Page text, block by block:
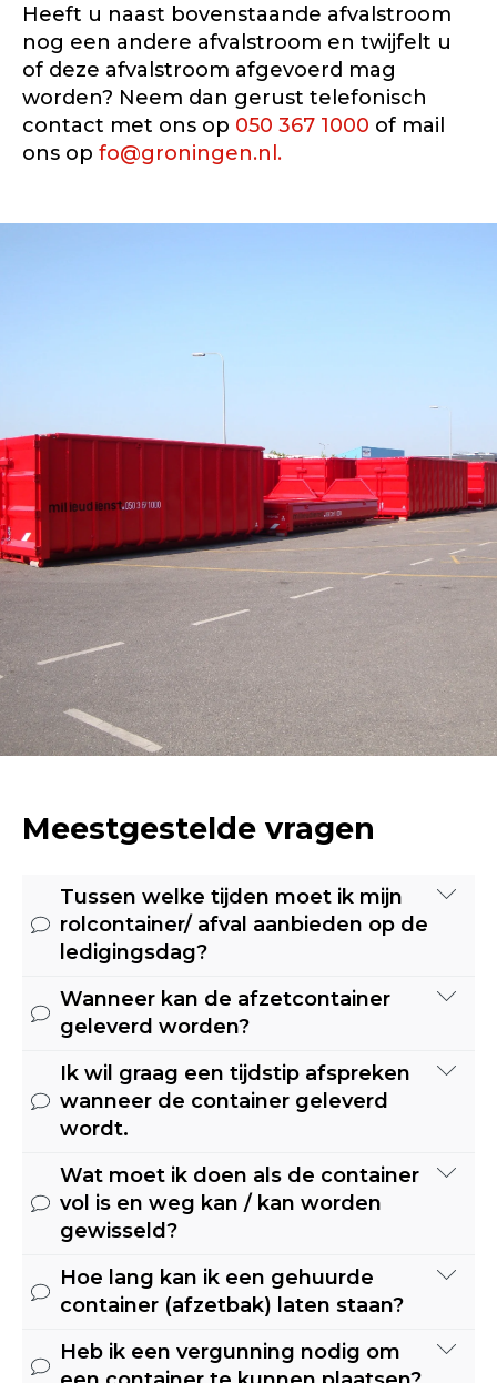
Heeft u naast bovenstaande afvalstroom
nog een andere afvalstroom en twijfelt u
of deze afvalstroom afgevoerd mag
worden? Neem dan gerust telefonisch
contact met ons op 050 367 1000 of mail
ons op fo@groningen.nl.
Meestgestelde vragen
Tussen welke tijden moet ik mijn
rolcontainer/ afval aanbieden op de
ledigingsdag?
Onze routes worden gereden vanaf
7.00 uur in de ochtend tot uiterlijk
dient tussen 7:00 en 18:00 aangeboden
te zijn.
Wanneer kan de afzetcontainer
geleverd worden?
Op de geplande dag leveren wij tussen
07.00 en 17.00 uur. Wij leveren alleen
op werkdagen van maandag t/m
Ik wil graag een tijdstip afspreken
wanneer de container geleverd
wordt.
Dit is helaas niet mogelijk. De routes
worden bepaald aan de hand van de
verschillende locaties waar wij
ophalen. Uiteraard doen wij ons best
om aan eventuele klantwensen te
voldoen zoals bijvoorbeeld een
bepaald dagdeel. Maar wij kunnen
Wat moet ik doen als de container
vol is en weg kan / kan worden
gewisseld?
Stuur bij voorkeur een mail naar
frontoffice.milieudienst@groningen.nl
contactgegevens. Dan plannen wij dit
Hoe lang kan ik een gehuurde
container (afzetbak) laten staan?
Bij het all-in tarief zit standaard 4
Heb ik een vergunning nodig om